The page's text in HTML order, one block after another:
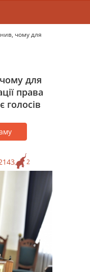
чому для
для
права
голосів
2